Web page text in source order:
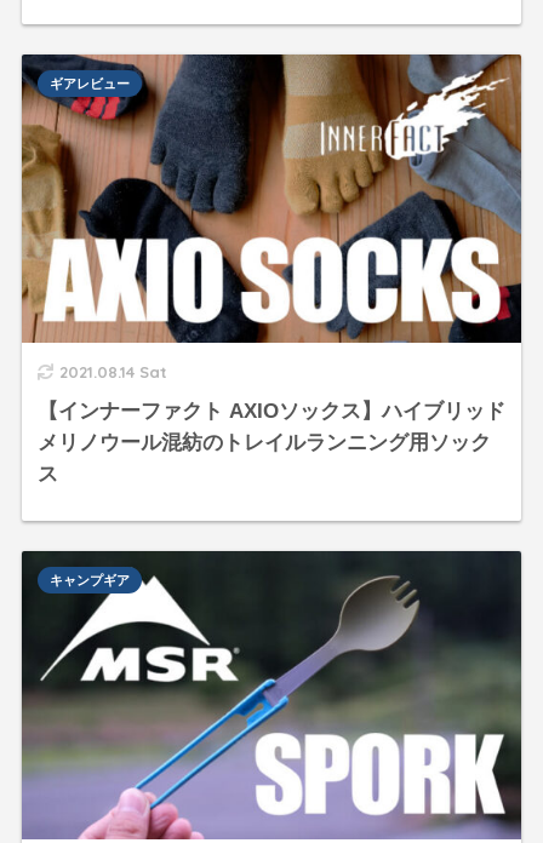
2021.08.14 Sat
【インナーファクト AXIOソックス】ハイブリッド
メリノウール混紡のトレイルランニング用ソック
ス
ギアレビュー
キャンプギア